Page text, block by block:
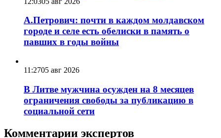
А.Петрович: почти в каждом молдавском
городе и селе есть обелиски в память о
павших в годы войны
11:2705 авг 2026
В Литве мужчина осужден на 8 месяцев
ограничения свободы за публикацию в
социальной сети
Комментарии экспертов